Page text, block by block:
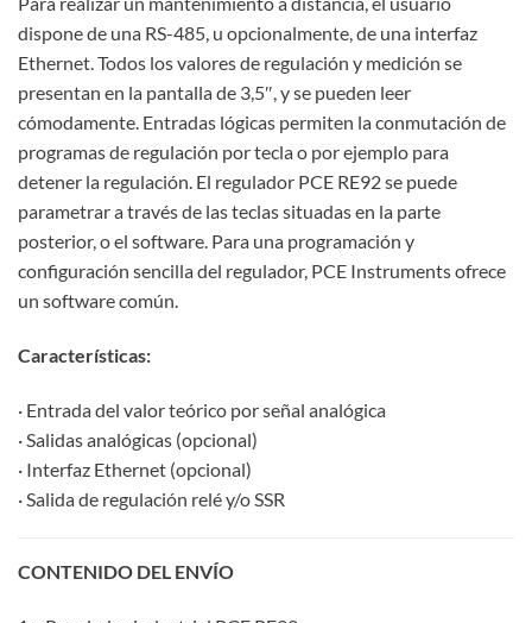
dispone de una RS-485, u opcionalmente, de una interfaz
Ethernet. Todos los valores de regulación y medición se
presentan en la pantalla de 3,5″, y se pueden leer
cómodamente. Entradas lógicas permiten la conmutación de
programas de regulación por tecla o por ejemplo para
detener la regulación. El regulador PCE RE92 se puede
parametrar a través de las teclas situadas en la parte
posterior, o el software. Para una programación y
configuración sencilla del regulador, PCE Instruments ofrece
un software común.
Características:
· Entrada del valor teórico por señal analógica
· Salidas analógicas (opcional)
· Interfaz Ethernet (opcional)
· Salida de regulación relé y/o SSR
CONTENIDO DEL ENVÍO